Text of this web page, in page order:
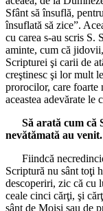
Sfânt să însuflă,
însuflată să zice”.
cu carea s-au scris S.
aminte, cum că
Scripturei şi carii de
creştinesc şi lor mult
prorocilor, care foarte
aceastea adevărate le
Să arată cum că
nevătămată au venit.
Fiindcă
Scriptură nu sânt toţi
descoperiri, zic că cu
ceale cinci cărţi, şi
sânt de Moisi sau de